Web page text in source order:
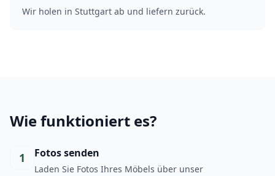
Wir holen in Stuttgart ab und liefern zurück.
Wie funktioniert es?
1 Fotos senden
Laden Sie Fotos Ihres Möbels über unser